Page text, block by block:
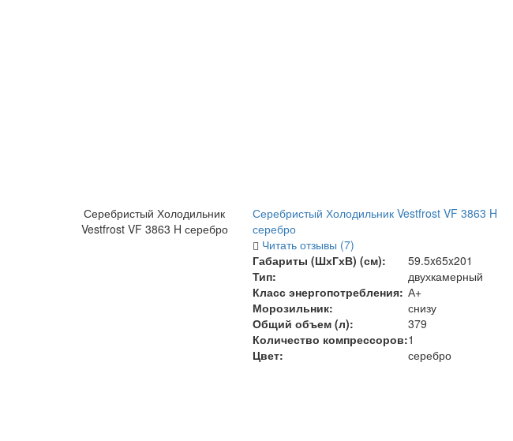
Серебристый Холодильник
Vestfrost VF 3863 H серебро
Серебристый Холодильник Vestfrost VF 3863 H
серебро
Читать отзывы (7)
Габариты (ШхГхВ) (см):
59.5x65x201
Тип:
двухкамерный
Класс энергопотребления: А+
Морозильник:
снизу
Общий объем (л):
379
Количество компрессоров:1
Цвет:
серебро